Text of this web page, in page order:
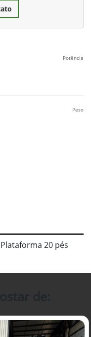
Potência
Peso
20 pés